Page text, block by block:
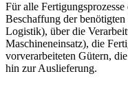
Für alle
Beschaffung der
Logistik), über die
Maschineneinsatz), die
vorverarbeiteten Gütern,
hin zur Auslieferung.